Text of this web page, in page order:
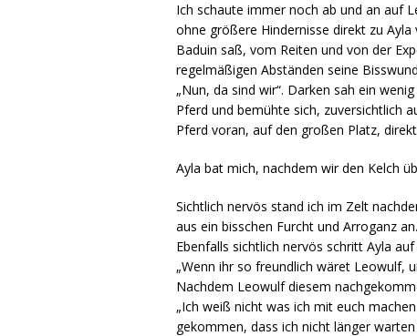
Ich schaute immer noch ab und an auf
ohne größere Hindernisse direkt zu Ayla
Baduin saß, vom Reiten und von der
regelmäßigen Abständen seine
„Nun, da sind wir“. Darken sah ein
Pferd und bemühte sich, zuversichtlich
Pferd voran, auf den großen Platz,
Ayla bat mich, nachdem wir den Kelch
Sichtlich nervös stand ich im Zelt
aus ein bisschen Furcht und Arroganz
Ebenfalls sichtlich nervös schritt Ayla
„Wenn ihr so freundlich wäret Leowulf,
Nachdem Leowulf diesem
„Ich weiß nicht was ich mit euch
gekommen, dass ich nicht länger